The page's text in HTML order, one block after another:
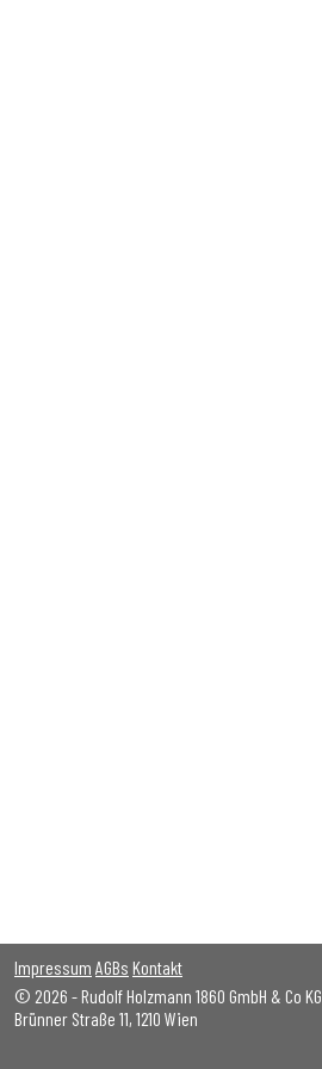
Impressum AGBs Kontakt
© 2026 - Rudolf Holzmann 1860 GmbH & Co KG
Brünner Straße 11, 1210 Wien